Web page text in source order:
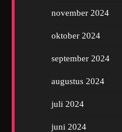
november 2024
oktober 2024
september 2024
augustus 2024
juli 2024
juni 2024